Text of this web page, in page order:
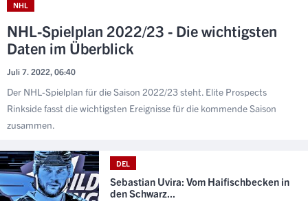
NHL
NHL-Spielplan 2022/23 - Die wichtigsten
Daten im Überblick
Juli 7. 2022, 06:40
Der NHL-Spielplan für die Saison 2022/23 steht. Elite Prospects
Rinkside fasst die wichtigsten Ereignisse für die kommende Saison
zusammen.
DEL
Sebastian Uvira: Vom Haifischbecken in
den Schwarz...